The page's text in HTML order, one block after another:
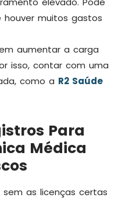
houver muitos gastos
aumentar a carga
isso, contar com uma
como a R2 Saúde
Para
Médica
as licenças certas